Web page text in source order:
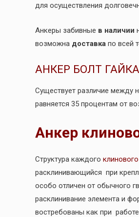
для осуществления
Анкеры забивные в наличии
возможна доставка по всей
АНКЕР БОЛТ ГАЙКА
Существует различие между
равняется 35 процентам от
Анкер
Структура каждого
расклинивающийся при
особо отличен от обычного
расклинивание элемента и
востребованы как при